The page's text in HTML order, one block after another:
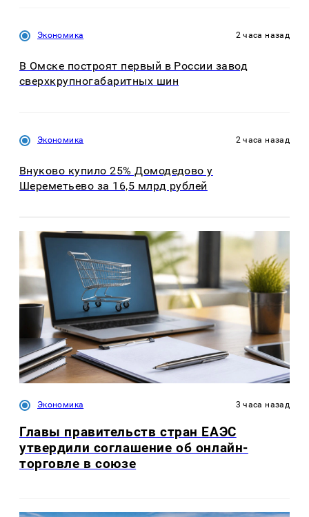
Экономика 2 часа назад
В Омске построят первый в России завод
сверхкрупногабаритных шин
Экономика 2 часа назад
Внуково купило 25% Домодедово у
Шереметьево за 16,5 млрд рублей
Экономика 3 часа назад
Главы правительств стран ЕАЭС
утвердили соглашение об онлайн-
торговле в союзе